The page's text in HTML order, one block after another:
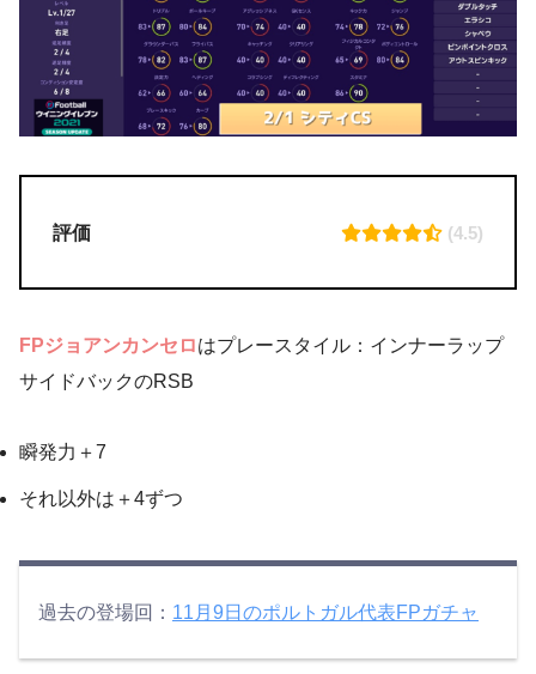
評価 (4.5)
FPジョアンカンセロはプレースタイル：インナーラップ
サイドバックのRSB
瞬発力＋7
それ以外は＋4ずつ
過去の登場回： 11月9日のポルトガル代表FPガチャ